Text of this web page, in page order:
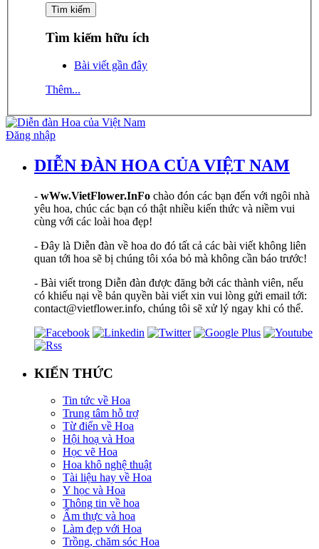
Tìm kiếm hữu ích
Bài viết gần đây
Thêm...
Đăng nhập
DIỄN ĐÀN HOA CỦA VIỆT NAM
- wWw.VietFlower.InFo chào đón các bạn đến với ngôi nhà
yêu hoa, chúc các bạn có thật nhiều kiến thức và niềm vui
cùng với các loài hoa đẹp!
- Đây là Diễn đàn về hoa do đó tất cả các bài viết không liên
quan tới hoa sẽ bị chúng tôi xóa bỏ mà không cần báo trước!
- Bài viết trong Diễn đàn được đăng bởi các thành viên, nếu
có khiếu nại về bản quyền bài viết xin vui lòng gửi email tới:
contact@vietflower.info, chúng tôi sẽ xử lý ngay khi có thể.
KIẾN THỨC
Tin tức về Hoa
Trung tâm hỗ trợ
Từ điển về Hoa
Hội hoạ và Hoa
Học vẽ Hoa
Hoa khô nghệ thuật
Tài liệu hay về Hoa
Y học và Hoa
Thông tin về hoa
Ẩm thực và hoa
Làm đẹp với Hoa
Trồng, chăm sóc Hoa